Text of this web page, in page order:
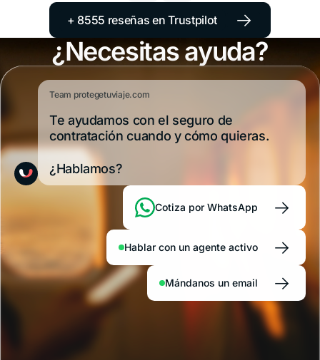
+ 8555 reseñas en Trustpilot →
¿Necesitas ayuda?
Team protegetuviaje.com
Te ayudamos con el seguro de
contratación cuando y cómo quieras.
¿Hablamos?
Cotiza por WhatsApp →
Hablar con un agente activo →
Mándanos un email →